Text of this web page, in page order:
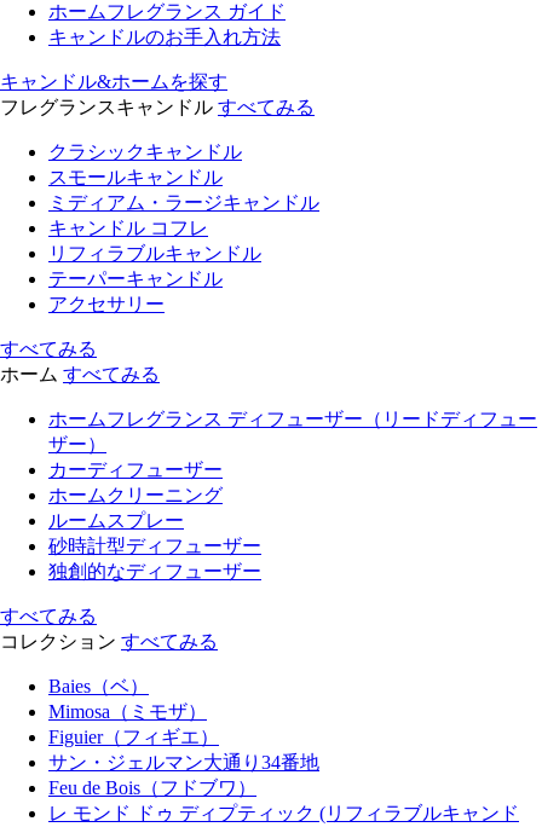
ホームフレグランス ガイド
キャンドルのお手入れ方法
キャンドル&ホームを探す
フレグランスキャンドル すべてみる
クラシックキャンドル
スモールキャンドル
ミディアム・ラージキャンドル
キャンドル コフレ
リフィラブルキャンドル
テーパーキャンドル
アクセサリー
すべてみる
ホーム すべてみる
ホームフレグランス ディフューザー（リードディフュー
ザー）
カーディフューザー
ホームクリーニング
ルームスプレー
砂時計型ディフューザー
独創的なディフューザー
すべてみる
コレクション すべてみる
Baies（ベ）
Mimosa（ミモザ）
Figuier（フィギエ）
サン・ジェルマン大通り34番地
Feu de Bois（フドブワ）
レ モンド ドゥ ディプティック (リフィラブルキャンド